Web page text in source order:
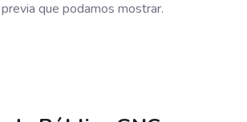
que podamos mostrar.